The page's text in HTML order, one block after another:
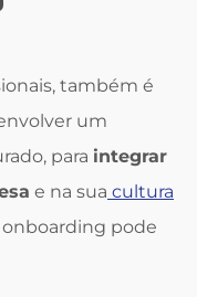
também é
um
para integrar
e na sua cultura
pode